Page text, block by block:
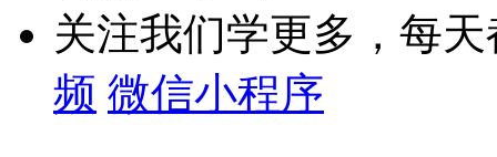
关注我们学更多，每
频 微信小程序